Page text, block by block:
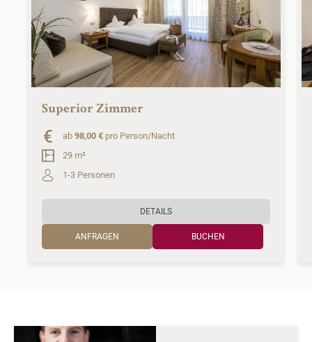
Superior Zimmer
ab 98,00 € pro Person/Nacht
29 m²
1-3 Personen
DETAILS
ANFRAGEN BUCHEN